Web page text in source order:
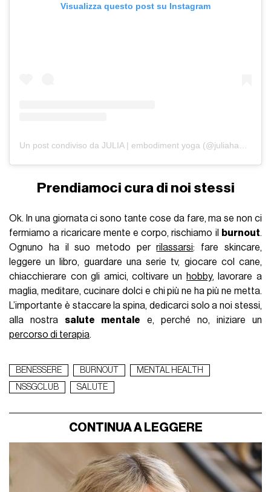
Visualizza questo post su Instagram
Prendiamoci cura di noi stessi
Ok. In una giornata ci sono tante cose da fare, ma se non ci
fermiamo a ricaricare mente e corpo, rischiamo il
burnout.
Ognuno ha il suo metodo perrilassarsi: fare skincare,
leggere un libro, guardare una serie tv, giocare col cane,
chiacchierare con gli amici, coltivare un
hobby, lavorare a
maglia, meditare, cucinare dolci e chi più ne ha più ne metta.
L’importante è staccare la spina, dedicarci solo a noi stessi,
alla nostra salute mentale e, perché no, iniziare un
percorso di terapia.
BENESSERE BURNOUT
MENTAL HEALTH
NSSGCLUB
SALUTE
CONTINUA A LEGGERE